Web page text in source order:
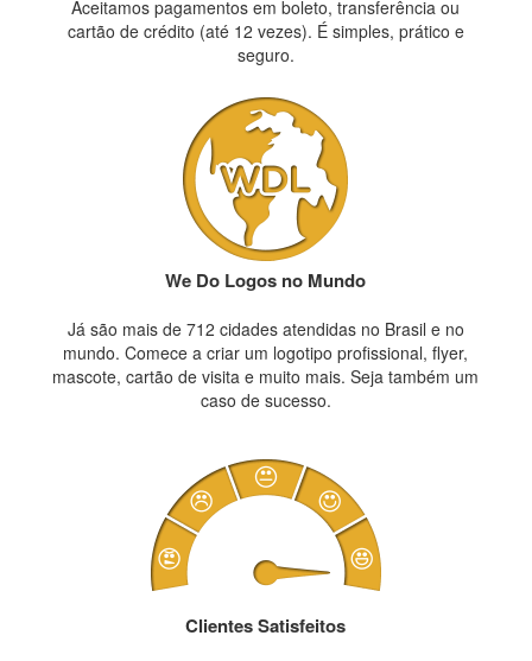
Aceitamos pagamentos em boleto, transferência ou
cartão de crédito (até 12 vezes). É simples, prático e
seguro.
We Do Logos no Mundo
Já são mais de 712 cidades atendidas no Brasil e no
mundo. Comece a criar um logotipo profissional, flyer,
mascote, cartão de visita e muito mais. Seja também um
caso de sucesso.
Clientes Satisfeitos